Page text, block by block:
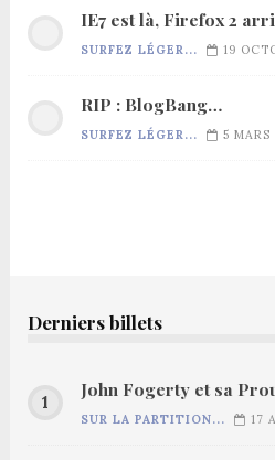
IE7 est là, Firefox 2
SURFEZ LÉGER... 19
RIP : BlogBang…
SURFEZ LÉGER... 5
Derniers billets
John Fogerty et sa
SUR LA PARTITION... 17